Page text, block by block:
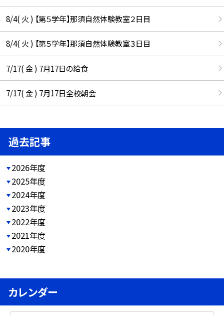
8/4( 火 ) 【第５学年】那須自然体験教室２日目
8/4( 火 ) 【第５学年】那須自然体験教室３日目
7/17( 金 ) 7月17日の給食
7/17( 金 ) 7月17日全校朝会
過去記事
2026年度
2025年度
2024年度
2023年度
2022年度
2021年度
2020年度
カレンダー